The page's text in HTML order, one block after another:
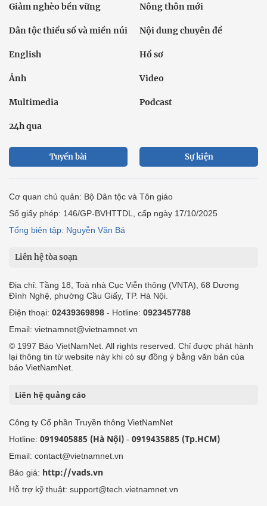
Giảm nghèo bền vững Nông thôn mới
Dân tộc thiểu số và miền núi Nội dung chuyên đề
English Hồ sơ
Ảnh Video
Multimedia Podcast
24h qua
Tuyến bài Sự kiện
Cơ quan chủ quản: Bộ Dân tộc và Tôn giáo
Số giấy phép: 146/GP-BVHTTDL, cấp ngày 17/10/2025
Tổng biên tập: Nguyễn Văn Bá
Liên hệ tòa soạn
Địa chỉ: Tầng 18, Toà nhà Cục Viễn thông (VNTA), 68 Dương
Đình Nghệ, phường Cầu Giấy, TP. Hà Nội.
Điện thoại: 02439369898 - Hotline: 0923457788
Email: vietnamnet@vietnamnet.vn
© 1997 Báo VietNamNet. All rights reserved. Chỉ được phát hành
lại thông tin từ website này khi có sự đồng ý bằng văn bản của
báo VietNamNet.
Liên hệ quảng cáo
Công ty Cổ phần Truyền thông VietNamNet
Hotline: 0919405885 (Hà Nội) - 0919435885 (Tp.HCM)
Email: contact@vietnamnet.vn
Báo giá: http://vads.vn
Hỗ trợ kỹ thuật: support@tech.vietnamnet.vn